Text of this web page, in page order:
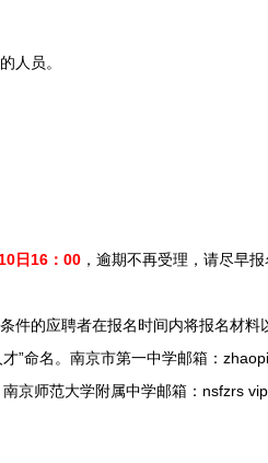
人员。
日16：00 ，逾期不再受理，请尽早报
的应聘者在报名时间内将报名材料
”命名。南京市第一中学邮箱：
京师范大学附属中学邮箱：nsfzrs